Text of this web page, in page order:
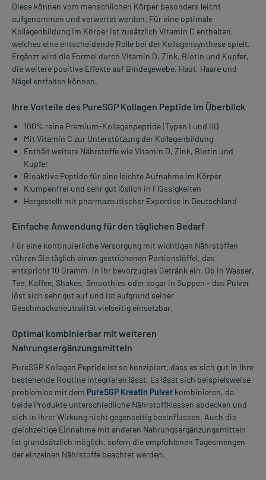
Diese können vom menschlichen Körper besonders leicht
aufgenommen und verwertet werden. Für eine optimale
Kollagenbildung im Körper ist zusätzlich Vitamin C enthalten,
welches eine entscheidende Rolle bei der Kollagensynthese spielt.
Ergänzt wird die Formel durch Vitamin D, Zink, Biotin und Kupfer,
die weitere positive Effekte auf Bindegewebe, Haut, Haare und
Nägel entfalten können.
Ihre Vorteile des PureSGP Kollagen Peptide im Überblick
100% reine Premium-Kollagenpeptide (Typen I und III)
Mit Vitamin C zur Unterstützung der Kollagenbildung
Enthält weitere Nährstoffe wie Vitamin D, Zink, Biotin und
Kupfer
Bioaktive Peptide für eine leichte Aufnahme im Körper
Klumpenfrei und sehr gut löslich in Flüssigkeiten
Hergestellt mit pharmazeutischer Expertise in Deutschland
Einfache Anwendung für den täglichen Bedarf
Für eine kontinuierliche Versorgung mit wichtigen Nährstoffen
rühren Sie täglich einen gestrichenen Portionslöffel, das
entspricht 10 Gramm, in Ihr bevorzugtes Getränk ein. Ob in Wasser,
Tee, Kaffee, Shakes, Smoothies oder sogar in Suppen - das Pulver
löst sich sehr gut auf und ist aufgrund seiner
Geschmacksneutralität vielseitig einsetzbar.
Optimal kombinierbar mit weiteren
Nahrungsergänzungsmitteln
PureSGP Kollagen Peptide ist so konzipiert, dass es sich gut in Ihre
bestehende Routine integrieren lässt. Es lässt sich beispielsweise
problemlos mit dem PureSGP Kreatin Pulver kombinieren, da
beide Produkte unterschiedliche Nährstoffklassen abdecken und
sich in ihrer Wirkung nicht gegenseitig beeinflussen. Auch die
gleichzeitige Einnahme mit anderen Nahrungsergänzungsmitteln
ist grundsätzlich möglich, sofern die empfohlenen Tagesmengen
der einzelnen Nährstoffe beachtet werden.